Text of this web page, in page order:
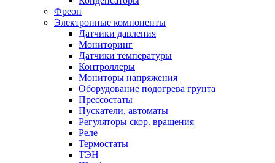
Фреон
Электронные компоненты
Датчики давления
Мониторинг
Датчики температуры
Контроллеры
Мониторы напряжения
Оборудование подогрева грунта
Прессостаты
Пускатели, автоматы
Регуляторы скор. вращения
Реле
Термостаты
ТЭН